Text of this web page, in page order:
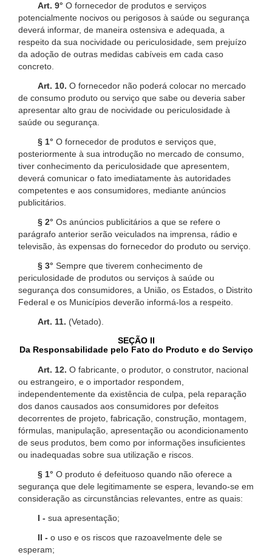
Art. 9° O fornecedor de produtos e serviços
potencialmente nocivos ou perigosos à saúde ou segurança
deverá informar, de maneira ostensiva e adequada, a
respeito da sua nocividade ou periculosidade, sem prejuízo
da adoção de outras medidas cabíveis em cada caso
concreto.
Art. 10. O fornecedor não poderá colocar no mercado
de consumo produto ou serviço que sabe ou deveria saber
apresentar alto grau de nocividade ou periculosidade à
saúde ou segurança.
§ 1° O fornecedor de produtos e serviços que,
posteriormente à sua introdução no mercado de consumo,
tiver conhecimento da periculosidade que apresentem,
deverá comunicar o fato imediatamente às autoridades
competentes e aos consumidores, mediante anúncios
publicitários.
§ 2° Os anúncios publicitários a que se refere o
parágrafo anterior serão veiculados na imprensa, rádio e
televisão, às expensas do fornecedor do produto ou serviço.
§ 3° Sempre que tiverem conhecimento de
periculosidade de produtos ou serviços à saúde ou
segurança dos consumidores, a União, os Estados, o Distrito
Federal e os Municípios deverão informá-los a respeito.
Art. 11. (Vetado).
SEÇÃO II
Da Responsabilidade pelo Fato do Produto e do Serviço
Art. 12. O fabricante, o produtor, o construtor, nacional
ou estrangeiro, e o importador respondem,
independentemente da existência de culpa, pela reparação
dos danos causados aos consumidores por defeitos
decorrentes de projeto, fabricação, construção, montagem,
fórmulas, manipulação, apresentação ou acondicionamento
de seus produtos, bem como por informações insuficientes
ou inadequadas sobre sua utilização e riscos.
§ 1° O produto é defeituoso quando não oferece a
segurança que dele legitimamente se espera, levando-se em
consideração as circunstâncias relevantes, entre as quais:
I - sua apresentação;
II - o uso e os riscos que razoavelmente dele se
esperam;